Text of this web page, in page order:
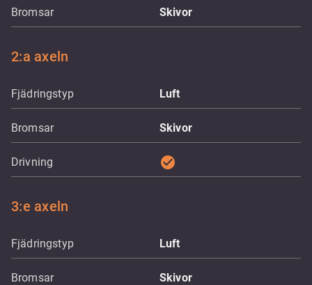
Bromsar Skivor
2:a axeln
Fjädringstyp Luft
Bromsar Skivor
Drivning check_circle
3:e axeln
Fjädringstyp Luft
Bromsar Skivor